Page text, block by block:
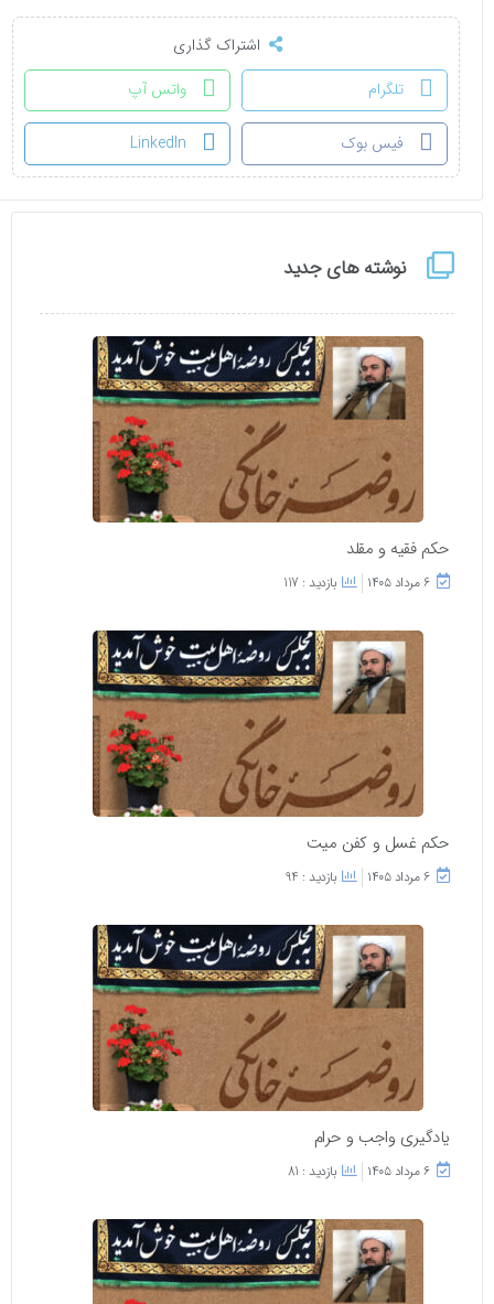
نوشته های جدید
حکم فقیه و مقلد
۶ مرداد ۱۴۰۵ بازدید : 117
حکم غسل و کفن میت
۶ مرداد ۱۴۰۵ بازدید : 94
یادگیری واجب و حرام
۶ مرداد ۱۴۰۵ بازدید : 81
اشتراک گذاری
تلگرام
واتس آپ
فیس بوک LinkedIn